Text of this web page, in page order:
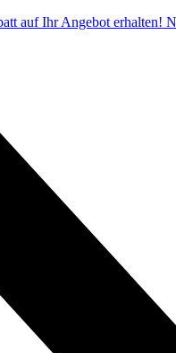
auf Ihr Angebot erhalten!